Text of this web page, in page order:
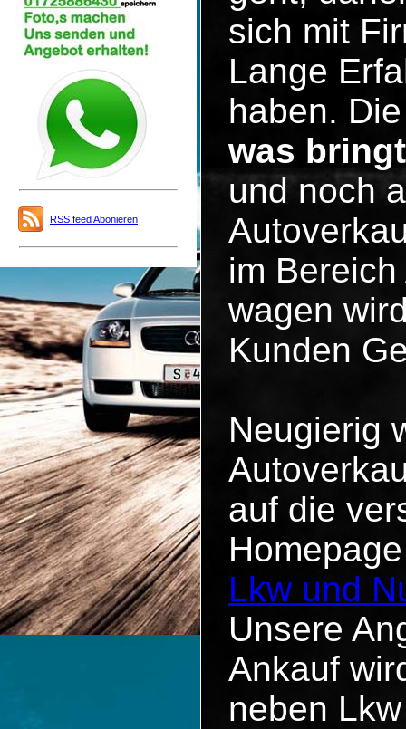
RSS feed Abonieren
sich mit
Lange
haben.
was
und noch
im
wagen
Kunden
Neugierig
auf die
Lkw und
Unsere
Ankauf
neben